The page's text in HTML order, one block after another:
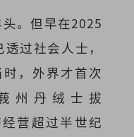
。但早在2025
过社会人士，
，外界才首次
州丹绒士拔
营超过半世纪